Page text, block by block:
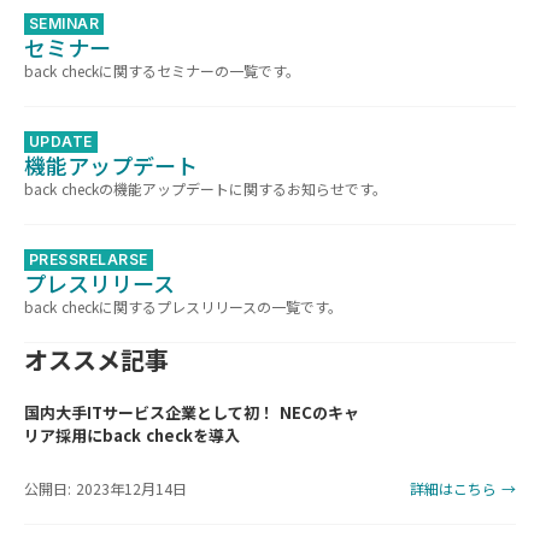
SEMINAR
セミナー
back checkに関するセミナーの一覧です。
UPDATE
機能アップデート
back checkの機能アップデートに関するお知らせです。
PRESSRELARSE
プレスリリース
back checkに関するプレスリリースの一覧です。
オススメ記事
国内大手ITサービス企業として初！ NECのキャ
リア採用にback checkを導入
公開日: 2023年12月14日 詳細はこちら →